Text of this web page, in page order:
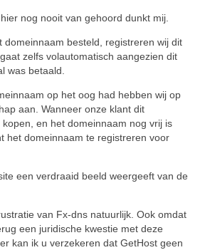
nog nooit van gehoord dunkt mij.
domeinnaam besteld, registreren wij dit
zelfs volautomatisch aangezien dit
was betaald.
op het oog had hebben wij op
aan. Wanneer onze klant dit
en het domeinnaam nog vrij is
het domeinnaam te registreren voor
een verdraaid beeld weergeeft van de
van Fx-dns natuurlijk. Ook omdat
een juridische kwestie met deze
kan ik u verzekeren dat GetHost geen